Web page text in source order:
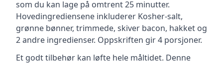
som du kan lage på omtrent 25 minutter.
Hovedingrediensene inkluderer Kosher-salt,
grønne bønner, trimmede, skiver bacon, hakket og
2 andre ingredienser. Oppskriften gir4 porsjoner.
Et godt tilbehør kan løfte hele måltidet. Denne